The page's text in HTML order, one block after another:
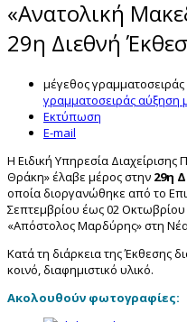
«Ανατολική
29η Διεθνή
μέγεθος γραμματοσειράς
γραμματοσειράςαύξηση
Εκτύπωση
E-mail
Η Ειδική Υπηρεσία
Θράκη» έλαβε μέρος στην 29η
οποία διοργανώθηκε από το
Σεπτεμβρίου έως 02 Οκτωβρίου
«Απόστολος Μαρδύρης» στη
Κατά τη διάρκεια της Έκθεσης
κοινό, διαφημιστικό υλικό.
Ακολουθούν φωτογραφίες: